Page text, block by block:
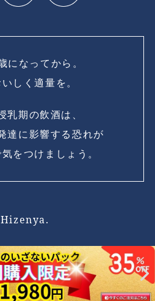
になってから。
しく適量を。
乳期の飲酒は、
達に影響する恐れが
をつけましょう。